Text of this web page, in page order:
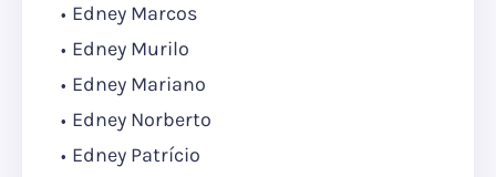
Edney Marcos
Edney Murilo
Edney Mariano
Edney Norberto
Edney Patrício